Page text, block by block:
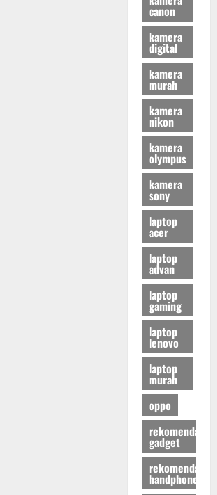
canon
kamera
digital
kamera
murah
kamera
nikon
kamera
olympus
kamera
sony
laptop
acer
laptop
advan
laptop
gaming
laptop
lenovo
laptop
murah
oppo
rekomendasi
gadget
rekomendasi
handphone